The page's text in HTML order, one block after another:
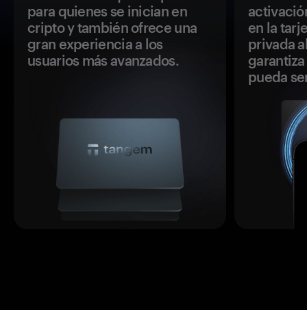
para quienes se inician en
cripto y también ofrece una
gran experiencia a los
usuarios más avanzados.
en la
privada
pueda